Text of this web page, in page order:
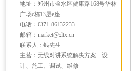
地址：郑州市金水区健康路168号华林
广场c栋13层e座
电话：0371-86132233
邮箱：market@xltx.cn
联系人：钱先生
主营：无线对讲系统解决方案：设
计、施工、调试、维修